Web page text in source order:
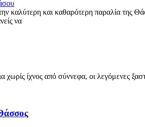
καλύτερη και καθαρότερη παραλία της
να
χωρίς ίχνος από σύννεφα, οι λεγόμενες